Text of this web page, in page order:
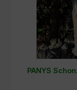
PANYS